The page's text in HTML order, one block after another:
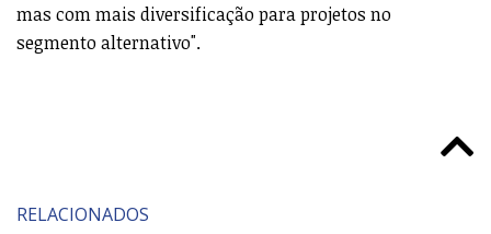
mas com mais diversificação para projetos no
segmento alternativo".
RELACIONADOS